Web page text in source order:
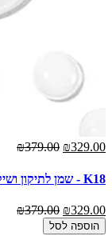
₪329.00
₪379.00
K18 - שמן לתיקון ושיקום מולקולרי של השיער 30 מ"ל
₪329.00
₪379.00
הוספה לסל